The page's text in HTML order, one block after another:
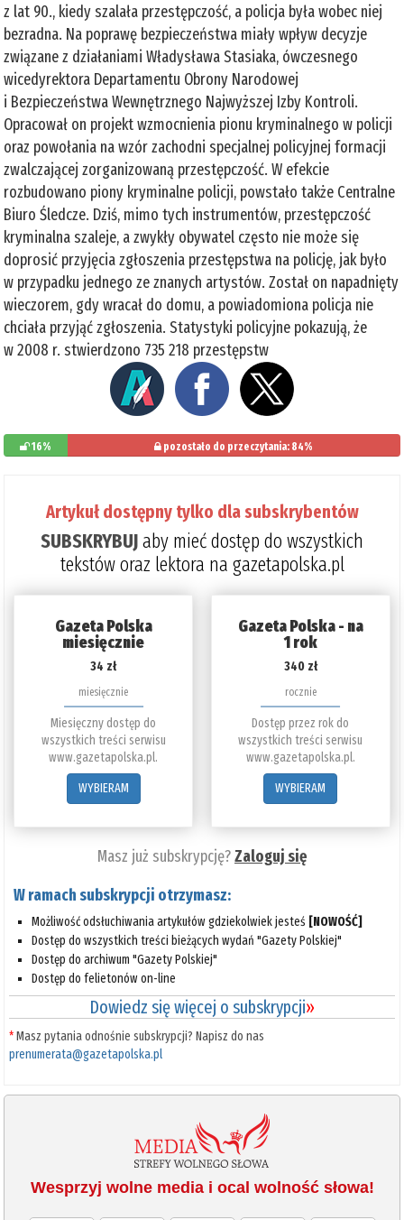
z lat 90., kiedy szalała przestępczość, a policja była wobec niej
bezradna. Na poprawę bezpieczeństwa miały wpływ decyzje
związane z działaniami Władysława Stasiaka, ówczesnego
wicedyrektora Departamentu Obrony Narodowej
i Bezpieczeństwa Wewnętrznego Najwyższej Izby Kontroli.
Opracował on projekt wzmocnienia pionu kryminalnego w policji
oraz powołania na wzór zachodni specjalnej policyjnej formacji
zwalczającej zorganizowaną przestępczość. W efekcie
rozbudowano piony kryminalne policji, powstało także Centralne
Biuro Śledcze. Dziś, mimo tych instrumentów, przestępczość
kryminalna szaleje, a zwykły obywatel często nie może się
doprosić przyjęcia zgłoszenia przestępstwa na policję, jak było
w przypadku jednego ze znanych artystów. Został on napadnięty
wieczorem, gdy wracał do domu, a powiadomiona policja nie
chciała przyjąć zgłoszenia. Statystyki policyjne pokazują, że
w 2008 r. stwierdzono 735 218 przestępstw
16% pozostało do przeczytania: 84%
Artykuł dostępny tylko dla subskrybentów
SUBSKRYBUJaby mieć dostęp do wszystkich
tekstów oraz lektora na gazetapolska.pl
Gazeta Polska
miesięcznie
34 zł
miesięcznie
Miesięczny dostęp do
wszystkich treści serwisu
www.gazetapolska.pl.
WYBIERAM
Gazeta Polska - na
1 rok
340 zł
rocznie
Dostęp przez rok do
wszystkich treści serwisu
www.gazetapolska.pl.
WYBIERAM
Masz już subskrypcję?Zaloguj się
W ramach subskrypcji otrzymasz:
Możliwość odsłuchiwania artykułów gdziekolwiek jesteś [NOWOŚĆ]
Dostęp do wszystkich treści bieżących wydań "Gazety Polskiej"
Dostęp do archiwum "Gazety Polskiej"
Dostęp do felietonów on-line
Dowiedz się więcej o subskrypcji»
*Masz pytania odnośnie subskrypcji? Napisz do nas
prenumerata@gazetapolska.pl
Wesprzyj wolne media i ocal wolność słowa!